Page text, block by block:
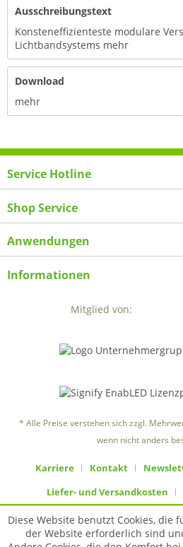
Ausschreibungstext
Konsteneffizienteste modulare
Lichtbandsystems mehr
Download
mehr
Service Hotline
Shop Service
Anwendungen
Informationen
Mitglied von:
* Alle Preise verstehen sich zzgl.
wenn nicht anders
Karriere Kontakt
Liefer- und Versandkosten
Diese Website benutzt Cookies, die
der Website erforderlich sind